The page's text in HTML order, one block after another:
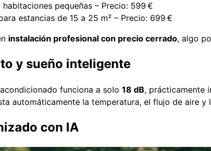
habitaciones pequeñas – Precio: 599 €
estancias de 15 a 25 m² – Precio: 699 €
instalación profesional con precio cerrado, algo
y sueño inteligente
funciona a solo 18 dB, prácticamente
automáticamente la temperatura, el flujo de aire
con IA